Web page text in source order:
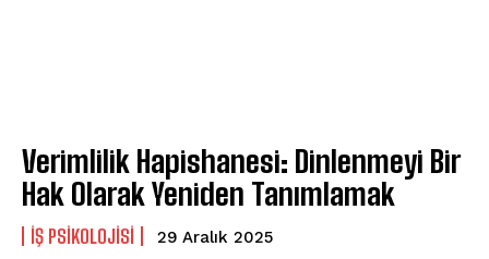
Verimlilik Hapishanesi: Dinlenmeyi Bir
Hak Olarak Yeniden Tanımlamak
İŞ PSIKOLOJISI 29 Aralık 2025